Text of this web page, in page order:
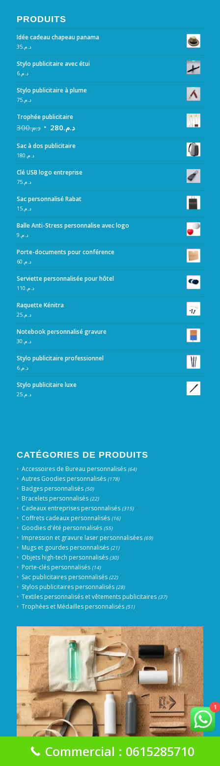
PRODUITS
Idée cadeau chapeau panama
د.م.35
Stylo publicitaire avec étui
د.م.6
Stylo publicitaire à plume
د.م.75
Trophée publicitaire
د.م.300 د.م.280
Sac à dos publicitaire
د.م. 180
Clé USB logo entreprise
د.م.75
Sac personnalisé Rabat
د.م.15
Balle Anti-Stress personnalise avec logo
د.م. 9
Porte-documents pour conférence
د.م. 60
Serviette personnalisée pour hôtel
د.م. 110
Raquette Kénitra
د.م.25
Notebook personnalisé gravure
د.م. 30
Stylo publicitaire professionnel
د.م.6
Stylo publicitaire luxe
د.م.25
CATÉGORIES DE PRODUITS
Accessoires de Bureau personnalisés (64)
Autres Goodies personnalisés (178)
Badges personnalisés (50)
Bracelets personnalisés (22)
Cadeaux entreprises personnalisés (315)
Coffrets cadeaux personnalisés (16)
Goodies d'été personnalisés (55)
Impression et gravure laser personnalisées (69)
Mugs et gourdes personnalisés (21)
Objets high-tech personnalisés (30)
Porte-clés personnalisés (14)
Sac publicitaires personnalisés (22)
Stylos publicitaires personnalisés (28)
Textiles personnalisés et vêtements publicitaires (37)
Trophées et Médailles personnalisés (51)
1
Commercial : 0615285710